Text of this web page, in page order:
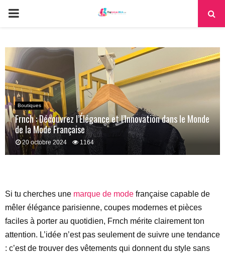
PRIMARY
Boutiques
Frnch : Découvrez l’Élégance et l’Innovation dans le Monde
de la Mode Française
20 octobre 2024 1164
Si tu cherches une marque de mode française capable de
mêler élégance parisienne, coupes modernes et pièces
faciles à porter au quotidien, Frnch mérite clairement ton
attention. L’idée n’est pas seulement de suivre une tendance
: c’est de trouver des vêtements qui donnent du style sans